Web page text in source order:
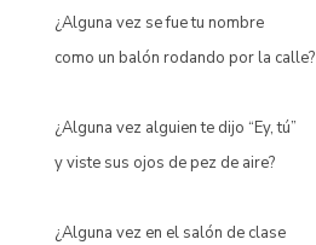
¿Alguna vez se fue tu nombre
como un balón rodando por la calle?
¿Alguna vez alguien te dijo “Ey, tú”
y viste sus ojos de pez de aire?
¿Alguna vez en el salón de clase